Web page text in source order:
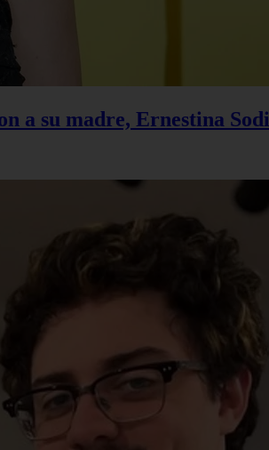
a su madre, Ernestina Sodi